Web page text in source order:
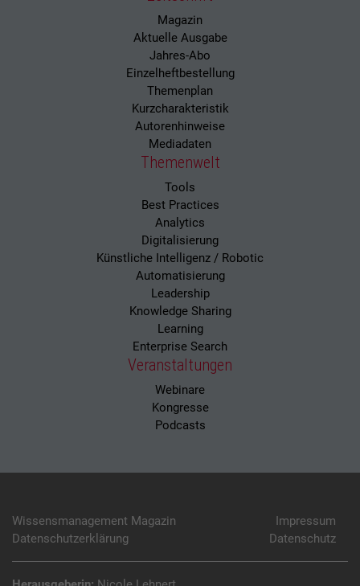
Magazin
Aktuelle Ausgabe
Jahres-Abo
Einzelheftbestellung
Themenplan
Kurzcharakteristik
Autorenhinweise
Mediadaten
Themenwelt
Tools
Best Practices
Analytics
Digitalisierung
Künstliche Intelligenz / Robotic
Automatisierung
Leadership
Knowledge Sharing
Learning
Enterprise Search
Veranstaltungen
Webinare
Kongresse
Podcasts
Wissensmanagement Magazin
Impressum
Datenschutzerklärung
Datenschutz